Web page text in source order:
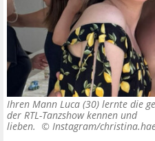
Ihren Mann Luca (30) lernte die
der RTL-Tanzshow kennen und
lieben. © Instagram/